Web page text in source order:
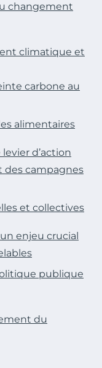
changement
climatique et
carbone au
alimentaires
d’action
des campagnes
et collectives
enjeu crucial
publique
du